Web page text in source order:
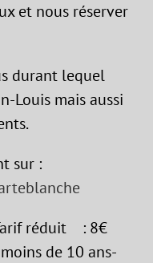
et nous réserver
durant lequel
Louis mais aussi
sur :
réduit : 8€
de 10 ans-